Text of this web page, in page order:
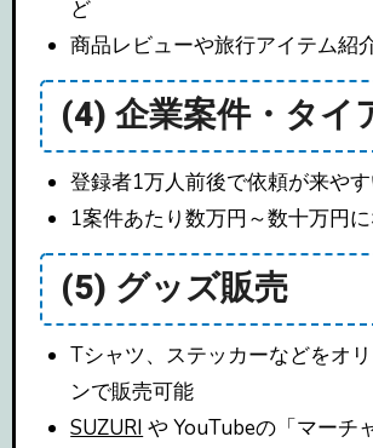
ど
商品レビューや旅行アイテム紹
(4) 企業案件・タイ
登録者1万人前後で依頼が来や
1案件あたり数万円～数十万円
(5) グッズ販売
Tシャツ、ステッカーなどをオ
ンで販売可能
SUZURI や YouTubeの「マーチ